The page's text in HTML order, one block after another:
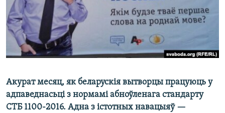
Акурат месяц, як беларускія вытворцы працуюць у
адпаведнасьці з нормамі абноўленага стандарту
СТБ 1100-2016. Адна з істотных навацыяў —